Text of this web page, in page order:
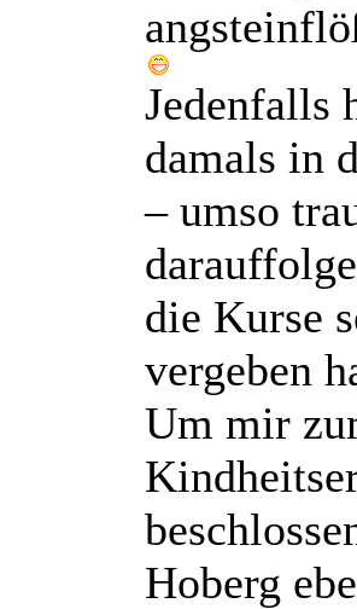
Jedenfalls
damals in
– umso
die Kurse
vergeben
Um mir
Hoberg